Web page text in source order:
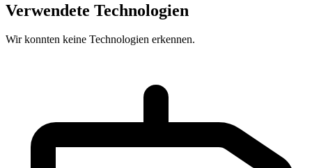
Verwendete Technologien
Wir konnten keine Technologien erkennen.